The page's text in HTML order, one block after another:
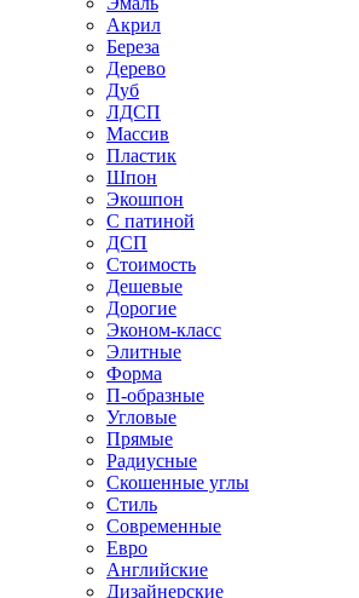
Акрил
Береза
Дерево
Дуб
ЛДСП
Массив
Пластик
Шпон
Экошпон
С патиной
ДСП
Стоимость
Дешевые
Дорогие
Эконом-класс
Элитные
Форма
П-образные
Угловые
Прямые
Радиусные
Скошенные углы
Стиль
Современные
Евро
Английские
Дизайнерские